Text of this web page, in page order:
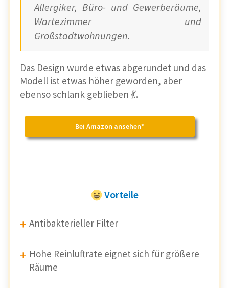
Allergiker, Büro- und Gewerberäume,
Wartezimmer und
Großstadtwohnungen.
Das Design wurde etwas abgerundet und das
Modell ist etwas höher geworden, aber
ebenso schlank geblieben 💃.
Bei Amazon ansehen*
Vorteile
Antibakterieller Filter
Hohe Reinluftrate eignet sich für größere
Räume